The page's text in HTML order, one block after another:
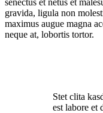
gravida, ligula non
maximus augue magna
neque at, lobortis tortor.
Stet clita
est labore et